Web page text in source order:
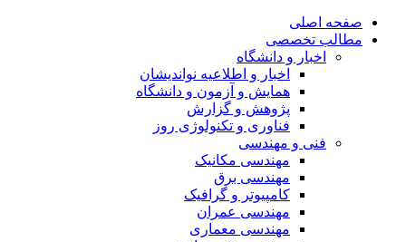
صفحه اصلی
مطالب تخصصی
اخبار و دانشگاه
اخبار و اطلاعیه نواندیشان
همایش و آزمون و دانشگاه
پژوهش و گزارش
فناوری و تکنولوژی روز
فنی و مهندسی
مهندسی مکانیک
مهندسی برق
کامپیوتر و گرافیک
مهندسی عمران
مهندسی معماری